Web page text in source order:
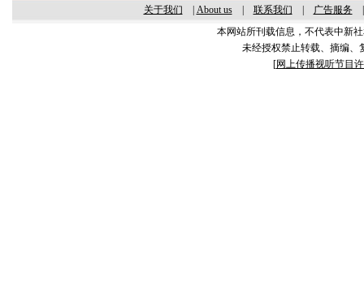
关于我们 About us| 联系我们 广告服务
本网站所刊载信息，不代表中新
未经授权禁止转载、摘编、
[网上传播视听节目